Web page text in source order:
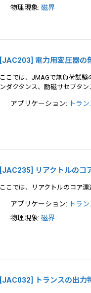
物理現象: 磁界
[JAC203] 電力用変圧器の
ここでは、JMAGで無負荷試
ンダクタンス、励磁サセプタン
アプリケーション: トラ
[JAC235] リアクトルのコ
ここでは、リアクトルのコア
アプリケーション: トラ
物理現象: 磁界
[JAC032] トランスの出力